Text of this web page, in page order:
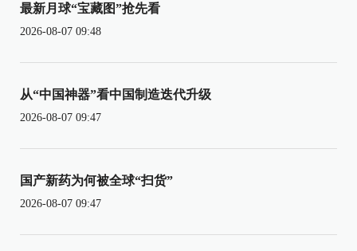
最新月球“宝藏图”抢先看
2026-08-07 09:48
从“中国神器”看中国制造迭代升级
2026-08-07 09:47
国产新药为何被全球“扫货”
2026-08-07 09:47